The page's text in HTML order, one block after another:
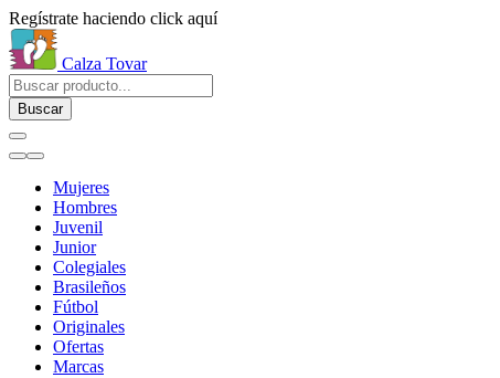
Regístrate haciendo click aquí
Calza Tovar
Buscar
Mujeres
Hombres
Juvenil
Junior
Colegiales
Brasileños
Fútbol
Originales
Ofertas
Marcas